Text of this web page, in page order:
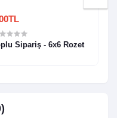
Sipariş - 6x6 Rozet